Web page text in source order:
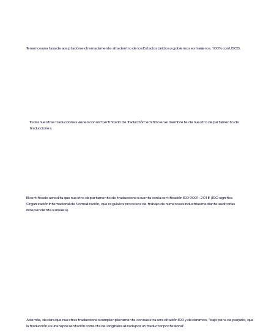
Tenemos una tasa de aceptación extremadamente alta dentro de los Estados Unidos y gobiernos extranjeros. 100% con USCIS.
Todas nuestras traducciones vienen con un “Certificado de Traducción” emitido en el membrete de nuestro departamento de
traducciones.
El certificado acredita que nuestro departamento de traducciones cuenta con la certificación ISO 9001:2018 (ISO significa
Organización Internacional de Normalización, que regula los procesos de trabajo de numerosas industrias mediante auditorías
independientes anuales).
Además, declara que nuestras traducciones cumplen plenamente con nuestra acreditación ISO y declaramos, "bajo pena de perjurio, que
la traducción es una representación correcta del original realizada por un traductor profesional".